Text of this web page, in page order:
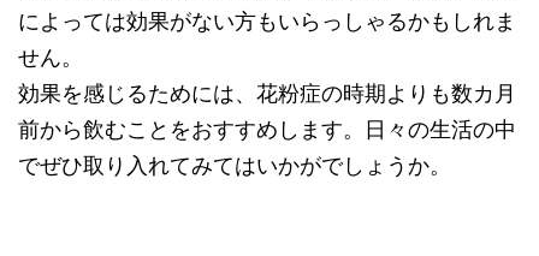
によっては効果がない方もいらっしゃるかもしれま
せん。
効果を感じるためには、花粉症の時期よりも数カ月
前から飲むことをおすすめします。日々の生活の中
でぜひ取り入れてみてはいかがでしょうか。